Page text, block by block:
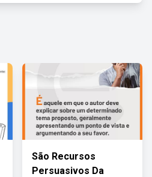
São Recursos
Persuasivos Da